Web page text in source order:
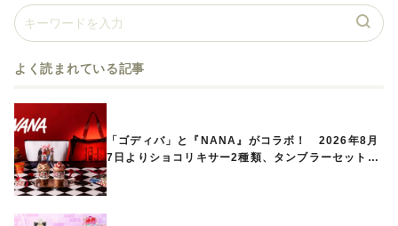
よく読まれている記事
「ゴディバ」と『NANA』がコラボ！ 2026年8月
7日よりショコリキサー2種類、タンブラーセットな